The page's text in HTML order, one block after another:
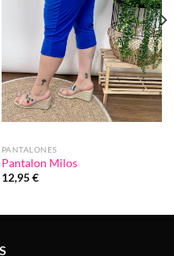
PANTALONES
Pantalon Milos
12,95€